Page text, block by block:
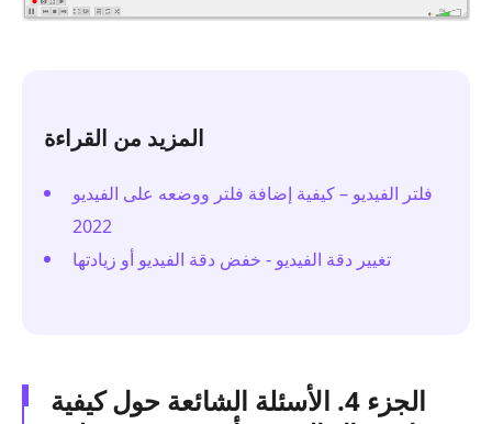
المزيد من القراءة
فلتر الفيديو – كيفية إضافة فلتر ووضعه على الفيديو
2022
تغيير دقة الفيديو - خفض دقة الفيديو أو زيادتها
الجزء 4. الأسئلة الشائعة حول كيفية